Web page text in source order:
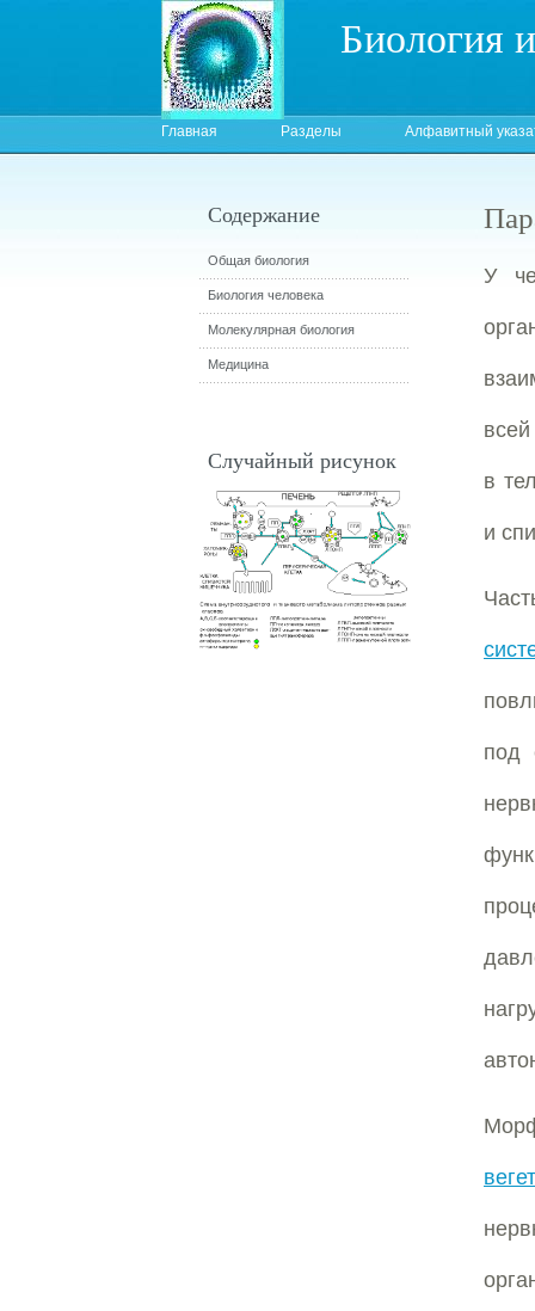
Биология
Главная Разделы Алфавитный
У
в
и
под
Содержание
Общая биология
Биология человека
Молекулярная биология
Медицина
Случайный рисунок